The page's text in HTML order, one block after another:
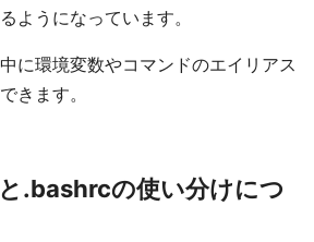
ようになっています。
に環境変数やコマンドのエイリアス
きます。
.bashrcの使い分けにつ